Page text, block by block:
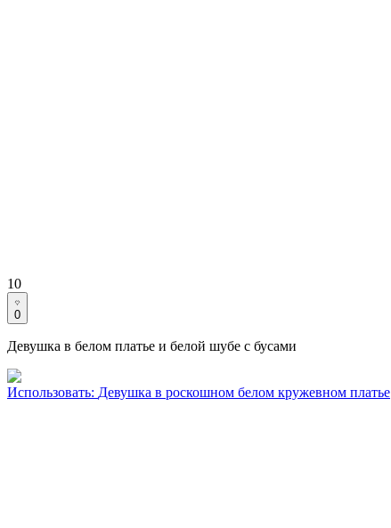
10
0
Девушка в белом платье и белой шубе с бусами
Использовать: Девушка в роскошном белом кружевном платье